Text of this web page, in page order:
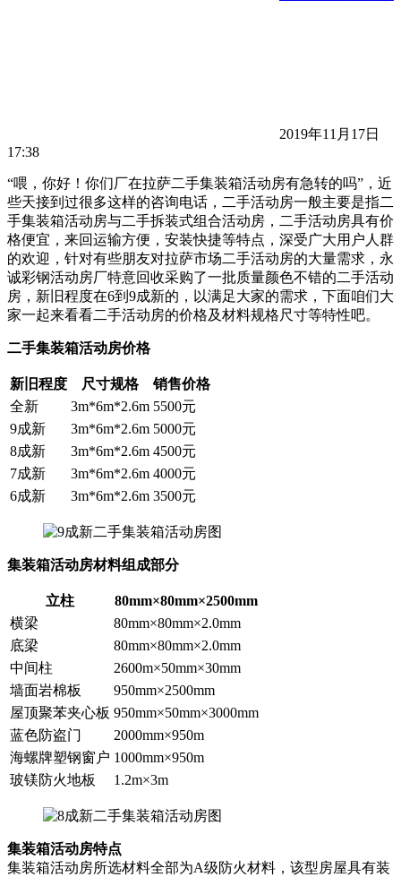
2019年11月17日
17:38
“喂，你好！你们厂在拉萨二手集装箱活动房有急转的吗”，近
些天接到过很多这样的咨询电话，二手活动房一般主要是指二
手集装箱活动房与二手拆装式组合活动房，二手活动房具有价
格便宜，来回运输方便，安装快捷等特点，深受广大用户人群
的欢迎，针对有些朋友对拉萨市场二手活动房的大量需求，永
诚彩钢活动房厂特意回收采购了一批质量颜色不错的二手活动
房，新旧程度在6到9成新的，以满足大家的需求，下面咱们大
家一起来看看二手活动房的价格及材料规格尺寸等特性吧。
二手集装箱活动房价格
新旧程度 尺寸规格
销售价格
全新
3m*6m*2.6m 5500元
9成新
3m*6m*2.6m 5000元
8成新
3m*6m*2.6m 4500元
7成新
3m*6m*2.6m 4000元
6成新
3m*6m*2.6m 3500元
集装箱活动房材料组成部分
立柱
80mm×80mm×2500mm
横梁
80mm×80mm×2.0mm
底梁
80mm×80mm×2.0mm
中间柱
2600m×50mm×30mm
墙面岩棉板
950mm×2500mm
屋顶聚苯夹心板 950mm×50mm×3000mm
蓝色防盗门
2000mm×950m
海螺牌塑钢窗户 1000mm×950m
玻镁防火地板
1.2m×3m
集装箱活动房特点
集装箱活动房所选材料全部为A级防火材料，该型房屋具有装